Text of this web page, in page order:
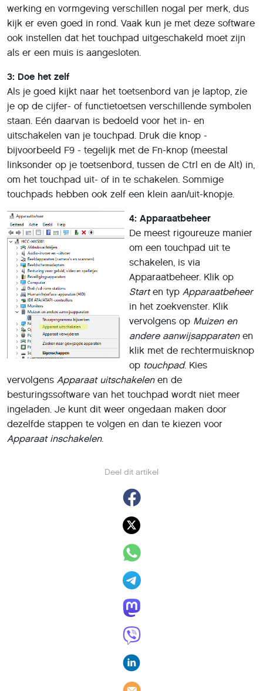
Deel dit artikel
werking en vormgeving verschillen nogal per merk, dus
kijk er even goed in rond. Vaak kun je met deze software
ook instellen dat het touchpad uitgeschakeld moet zijn
als er een muis is aangesloten.
3: Doe het zelf
Als je goed kijkt naar het toetsenbord van je laptop, zie
je op de cijfer- of functietoetsen verschillende symbolen
staan. Eén daarvan is bedoeld voor het in- en
uitschakelen van je touchpad. Druk die knop -
bijvoorbeeld F9 - tegelijk met de Fn-knop (meestal
linksonder op je toetsenbord, tussen de Ctrl en de Alt) in,
om het touchpad uit- of in te schakelen. Sommige
touchpads hebben ook zelf een klein aan/uit-knopje.
4: Apparaatbeheer
De meest rigoureuze manier
om een touchpad uit te
schakelen, is via
Apparaatbeheer. Klik op
Starten typ Apparaatbeheer
in het zoekvenster. Klik
vervolgens op Muizen en
andere aanwijsapparatenen
klik met de rechtermuisknop
op touchpad. Kies
vervolgens Apparaat uitschakelenen de
besturingssoftware van het touchpad wordt niet meer
ingeladen. Je kunt dit weer ongedaan maken door
dezelfde stappen te volgen en dan te kiezen voor
Apparaat inschakelen.